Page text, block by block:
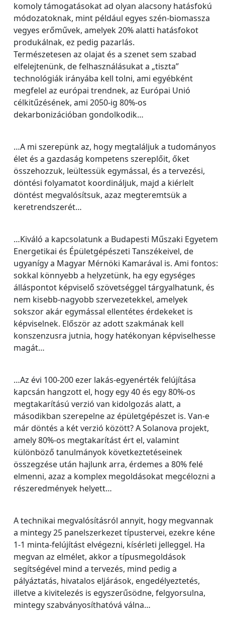
komoly támogatásokat ad olyan alacsony hatásfokú
módozatoknak, mint például egyes szén-biomassza
vegyes erőművek, amelyek 20% alatti hatásfokot
produkálnak, ez pedig pazarlás.
Természetesen az olajat és a szenet sem szabad
elfelejtenünk, de felhasználásukat a „tiszta”
technológiák irányába kell tolni, ami egyébként
megfelel az európai trendnek, az Európai Unió
célkitűzésének, ami 2050-ig 80%-os
dekarbonizációban gondolkodik…
…A mi szerepünk az, hogy megtaláljuk a tudományos
élet és a gazdaság kompetens szereplőit, őket
összehozzuk, leültessük egymással, és a tervezési,
döntési folyamatot koordináljuk, majd a kiérlelt
döntést megvalósítsuk, azaz megteremtsük a
keretrendszerét…
…Kiváló a kapcsolatunk a Budapesti Műszaki Egyetem
Energetikai és Épületgépészeti Tanszékeivel, de
ugyanígy a Magyar Mérnöki Kamarával is. Ami fontos:
sokkal könnyebb a helyzetünk, ha egy egységes
álláspontot képviselő szövetséggel tárgyalhatunk, és
nem kisebb-nagyobb szervezetekkel, amelyek
sokszor akár egymással ellentétes érdekeket is
képviselnek. Először az adott szakmának kell
konszenzusra jutnia, hogy hatékonyan képviselhesse
magát…
…Az évi 100-200 ezer lakás-egyenérték felújítása
kapcsán hangzott el, hogy egy 40 és egy 80%-os
megtakarítású verzió van kidolgozás alatt, a
másodikban szerepelne az épületgépészet is. Van-e
már döntés a két verzió között? A Solanova projekt,
amely 80%-os megtakarítást ért el, valamint
különböző tanulmányok következtetéseinek
összegzése után hajlunk arra, érdemes a 80% felé
elmenni, azaz a komplex megoldásokat megcélozni a
részeredmények helyett…
A technikai megvalósításról annyit, hogy megvannak
a mintegy 25 panelszerkezet típustervei, ezekre kéne
1-1 minta-felújítást elvégezni, kísérleti jelleggel. Ha
megvan az elmélet, akkor a típusmegoldások
segítségével mind a tervezés, mind pedig a
pályáztatás, hivatalos eljárások, engedélyeztetés,
illetve a kivitelezés is egyszerűsödne, felgyorsulna,
mintegy szabványosíthatóvá válna…